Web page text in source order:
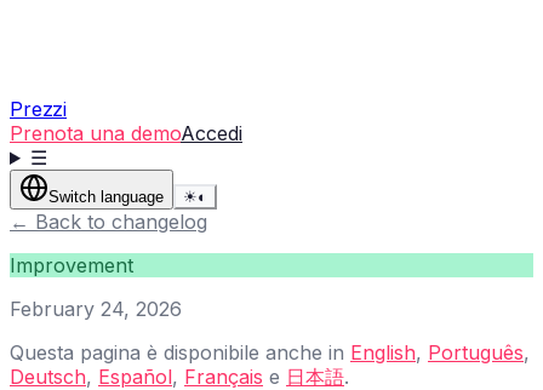
Prezzi
Prenota una demoAccedi
☰
Switch language ☀◐
← Back to changelog
Improvement
February 24, 2026
Questa pagina è disponibile anche in English, Português,
Deutsch, Español, Français e 日本語.